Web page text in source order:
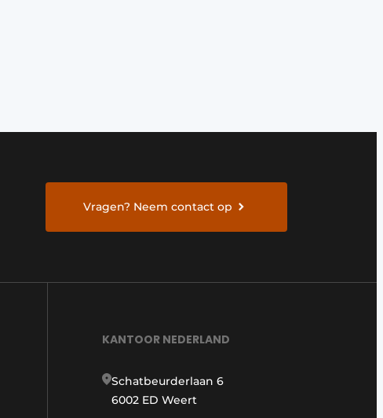
Vragen? Neem contact op
KANTOOR NEDERLAND
Schatbeurderlaan 6
6002 ED Weert